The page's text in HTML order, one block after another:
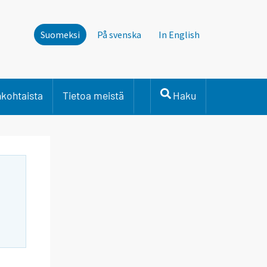
Suomeksi På svenska In English
Tietoa meistä Haku